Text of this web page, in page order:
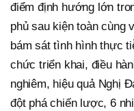
điểm định hướng lớn
phủ sau kiện toàn cùng
bám sát tình hình thực
chức triển khai, điều
nghiêm, hiệu quả Nghị
đột phá chiến lược, 6